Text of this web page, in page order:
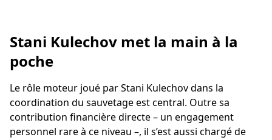
Stani Kulechov met la main à la
poche
Le rôle moteur joué par Stani Kulechov dans la
coordination du sauvetage est central. Outre sa
contribution financière directe – un engagement
personnel rare à ce niveau –, il s’est aussi chargé de